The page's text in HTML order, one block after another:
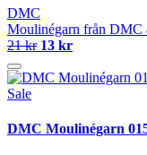
DMC
Moulinégarn från DMC
21 kr 13 kr
Sale
DMC Moulinégarn